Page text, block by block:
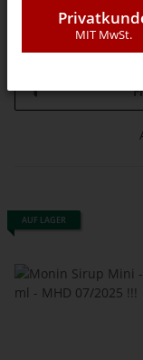
Monin
AUF LAGER
MIT MwSt.